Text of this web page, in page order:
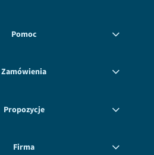
Pomoc
Zamówienia
Propozycje
Firma